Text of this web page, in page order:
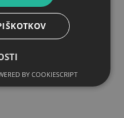
BY COOKIESCRIPT